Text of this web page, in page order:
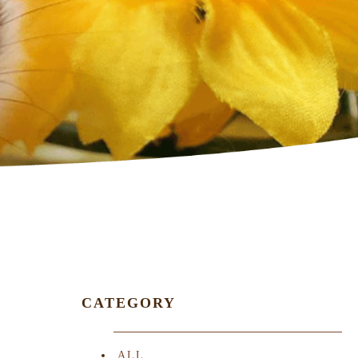
CATEGORY
ALL